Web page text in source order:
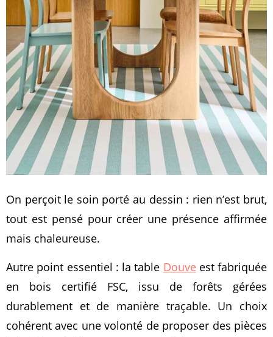
On perçoit le soin porté au dessin : rien n’est brut,
tout est pensé pour créer une présence affirmée
mais chaleureuse.
Autre point essentiel : la table Douveest fabriquée
en bois certifié FSC, issu de forêts gérées
durablement et de manière traçable. Un choix
cohérent avec une volonté de proposer des pièces